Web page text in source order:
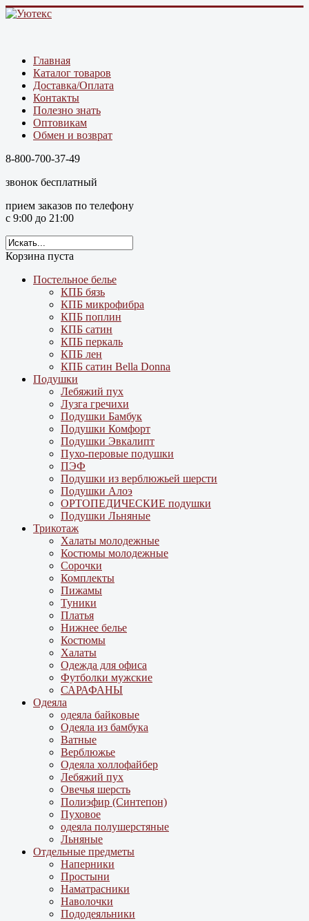
Главная
Каталог товаров
Доставка/Оплата
Контакты
Полезно знать
Оптовикам
Обмен и возврат
8-800-700-37-49
звонок бесплатный
прием заказов по телефону
с 9:00 до 21:00
Корзина пуста
Постельное белье
КПБ бязь
КПБ микрофибра
КПБ поплин
КПБ сатин
КПБ перкаль
КПБ лен
КПБ сатин Bella Donna
Подушки
Лебяжий пух
Лузга гречихи
Подушки Бамбук
Подушки Комфорт
Подушки Эвкалипт
Пухо-перовые подушки
ПЭФ
Подушки из верблюжьей шерсти
Подушки Алоэ
ОРТОПЕДИЧЕСКИЕ подушки
Подушки Льняные
Трикотаж
Халаты молодежные
Костюмы молодежные
Сорочки
Комплекты
Пижамы
Туники
Платья
Нижнее белье
Костюмы
Халаты
Одежда для офиса
Футболки мужские
САРАФАНЫ
Одеяла
одеяла байковые
Одеяла из бамбука
Ватные
Верблюжье
Одеяла холлофайбер
Лебяжий пух
Овечья шерсть
Полиэфир (Синтепон)
Пуховое
одеяла полушерстяные
Льняные
Отдельные предметы
Наперники
Простыни
Наматрасники
Наволочки
Пододеяльники